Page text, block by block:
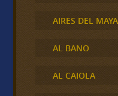
AIRES DEL
AL BANO
AL CAIOLA